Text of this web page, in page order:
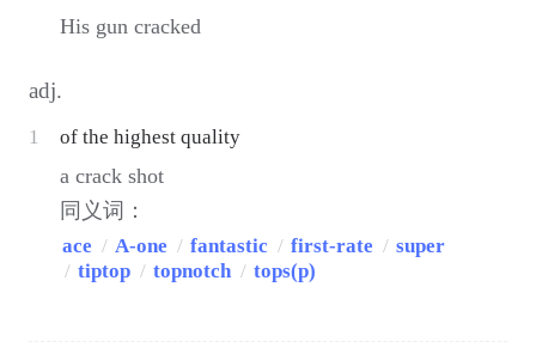
His gun cracked
adj.
1 of the highest quality
a crack shot
同义词：
ace / A-one / fantastic / first-rate / super
/ tiptop / topnotch / tops(p)